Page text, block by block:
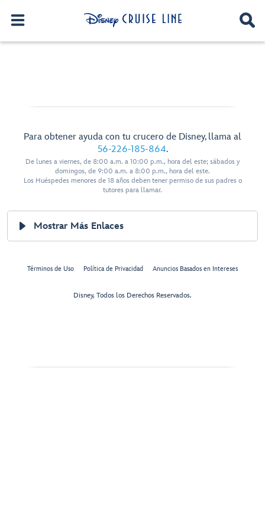
Para obtener ayuda con tu crucero de Disney, llama al
56-226-185-864.
De lunes a viernes, de 8:00 a.m. a 10:00 p.m., hora del este; sábados y
domingos, de 9:00 a.m. a 8:00 p.m., hora del este.
Los Huéspedes menores de 18 años deben tener permiso de sus padres o
tutores para llamar.
Mostrar Más Enlaces
Términos de Uso Política de Privacidad Anuncios Basados en Intereses
Disney, Todos los Derechos Reservados.